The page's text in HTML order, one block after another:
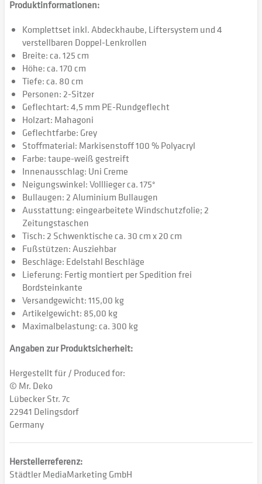
Produktinformationen:
Komplettset inkl. Abdeckhaube, Liftersystem und 4
verstellbaren Doppel-Lenkrollen
Breite: ca. 125 cm
Höhe: ca. 170 cm
Tiefe: ca. 80 cm
Personen: 2-Sitzer
Geflechtart: 4,5 mm PE-Rundgeflecht
Holzart: Mahagoni
Geflechtfarbe: Grey
Stoffmaterial: Markisenstoff 100 % Polyacryl
Farbe: taupe-weiß gestreift
Innenausschlag: Uni Creme
Neigungswinkel: Volllieger ca. 175°
Bullaugen: 2 Aluminium Bullaugen
Ausstattung: eingearbeitete Windschutzfolie; 2
Zeitungstaschen
Tisch: 2 Schwenktische ca. 30 cm x 20 cm
Fußstützen: Ausziehbar
Beschläge: Edelstahl Beschläge
Lieferung: Fertig montiert per Spedition frei
Bordsteinkante
Versandgewicht: 115,00 kg
Artikelgewicht: 85,00 kg
Maximalbelastung: ca. 300 kg
Angaben zur Produktsicherheit:
Hergestellt für / Produced for:
© Mr. Deko
Lübecker Str. 7c
22941 Delingsdorf
Germany
Herstellerreferenz:
Städtler MediaMarketing GmbH